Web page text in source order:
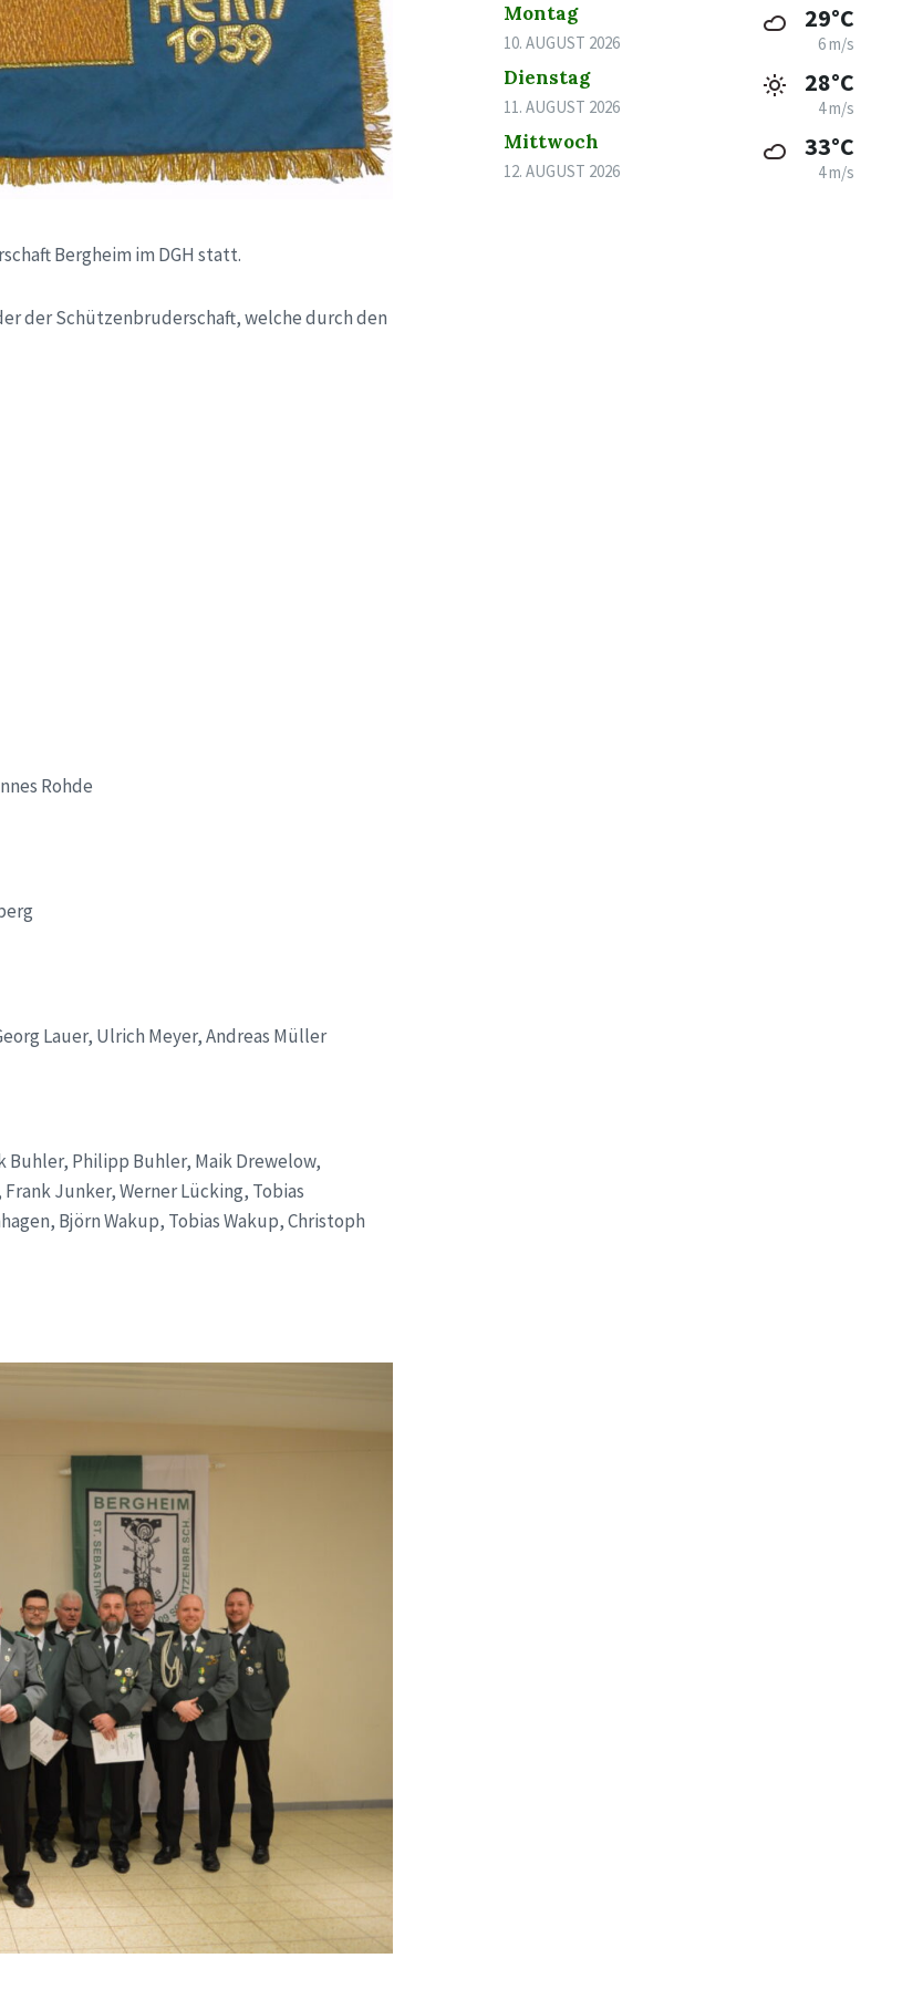
Bergheim im DGH statt.
der Schützenbruderschaft, welche durch den
Rohde
Lauer, Ulrich Meyer, Andreas Müller
Buhler, Philipp Buhler, Maik Drewelow,
Junker, Werner Lücking, Tobias
Björn Wakup, Tobias Wakup, Christoph
Montag
10. AUGUST 2026
29°C
6 m/s
Dienstag
11. AUGUST 2026
28°C
4 m/s
Mittwoch
12. AUGUST 2026
33°C
4 m/s